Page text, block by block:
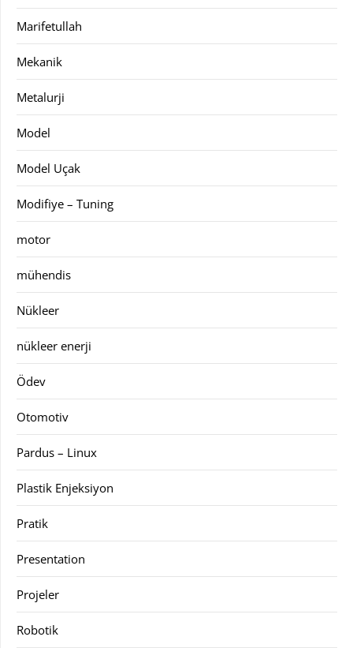
Marifetullah
Mekanik
Metalurji
Model
Model Uçak
Modifiye – Tuning
motor
mühendis
Nükleer
nükleer enerji
Ödev
Otomotiv
Pardus – Linux
Plastik Enjeksiyon
Pratik
Presentation
Projeler
Robotik